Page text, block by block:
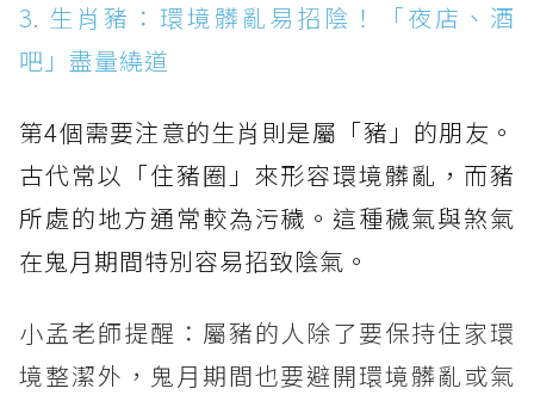
3. 生肖豬：環境髒亂易招陰！「夜店、酒
吧」盡量繞道
第4個需要注意的生肖則是屬「豬」的朋友。
古代常以「住豬圈」來形容環境髒亂，而豬
所處的地方通常較為污穢。這種穢氣與煞氣
在鬼月期間特別容易招致陰氣。
小孟老師提醒：屬豬的人除了要保持住家環
境整潔外，鬼月期間也要避開環境髒亂或氣